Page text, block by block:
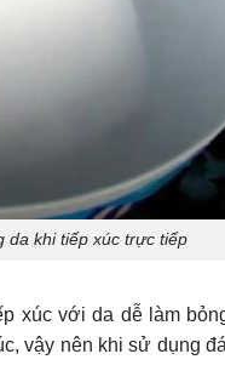
da khi tiếp xúc trực tiếp
xúc với da dễ làm
vậy nên khi sử dụng